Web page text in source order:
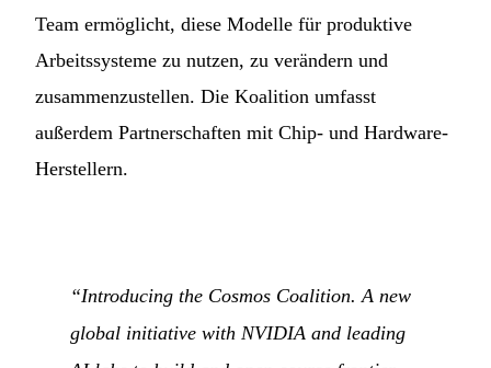
Team ermöglicht, diese Modelle für produktive
Arbeitssysteme zu nutzen, zu verändern und
zusammenzustellen. Die Koalition umfasst
außerdem Partnerschaften mit Chip- und Hardware-
Herstellern.
“Introducing the Cosmos Coalition. A new
global initiative with NVIDIA and leading